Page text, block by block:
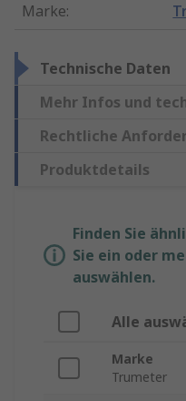
Marke:
Technische Daten
Mehr Infos und
Rechtliche
Produktdetails
Finden Sie
Sie ein oder
auswählen.
Alle
Marke
Trumeter